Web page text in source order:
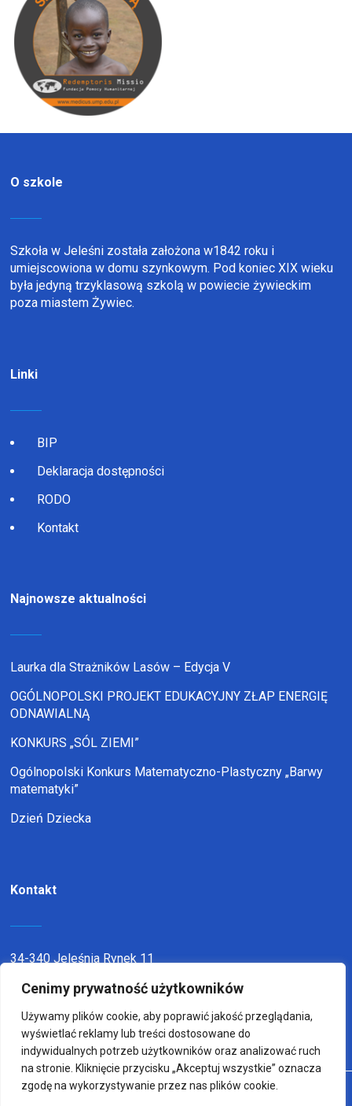
Cenimy prywatność użytkowników
Używamy plików cookie, aby poprawić jakość przeglądania,
wyświetlać reklamy lub treści dostosowane do
indywidualnych potrzeb użytkowników oraz analizować ruch
na stronie. Kliknięcie przycisku „Akceptuj wszystkie” oznacza
zgodę na wykorzystywanie przez nas plików cookie.
O szkole
Szkoła w Jeleśni została założona w1842 roku i
umiejscowiona w domu szynkowym. Pod koniec XIX wieku
była jedyną trzyklasową szkolą w powiecie żywieckim
poza miastem Żywiec.
Linki
BIP
Deklaracja dostępności
RODO
Kontakt
Najnowsze aktualności
Laurka dla Strażników Lasów – Edycja V
OGÓLNOPOLSKI PROJEKT EDUKACYJNY ZŁAP ENERGIĘ
ODNAWIALNĄ
KONKURS „SÓL ZIEMI”
Ogólnopolski Konkurs Matematyczno-Plastyczny „Barwy
matematyki”
Dzień Dziecka
Kontakt
34-340 Jeleśnia Rynek 11
telefon:338636116
email:sp1jel@op.pl